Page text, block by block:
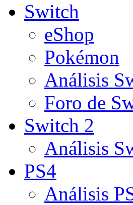
Switch
eShop
Pokémon
Análisis
Foro de
Switch 2
Análisis
PS4
Análisis